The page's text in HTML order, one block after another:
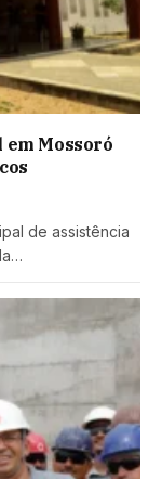
em Mossoró
de assistência